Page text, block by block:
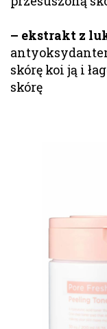
– ekstrakt z
skórę koi ją i
skórę